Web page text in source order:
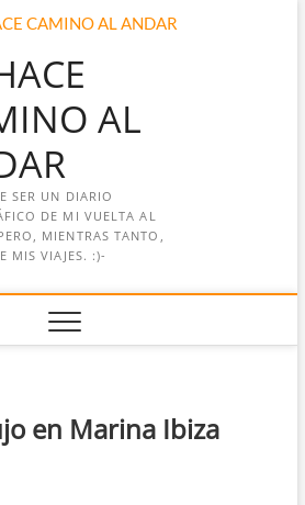
AL
SER UN DIARIO
DE MI VUELTA AL
MIENTRAS TANTO,
MIS VIAJES. :)-
en Marina Ibiza